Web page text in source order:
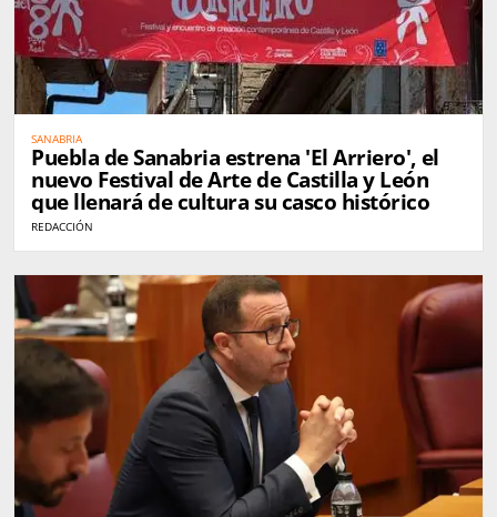
SANABRIA
Puebla de Sanabria estrena 'El Arriero', el
nuevo Festival de Arte de Castilla y León
que llenará de cultura su casco histórico
REDACCIÓN